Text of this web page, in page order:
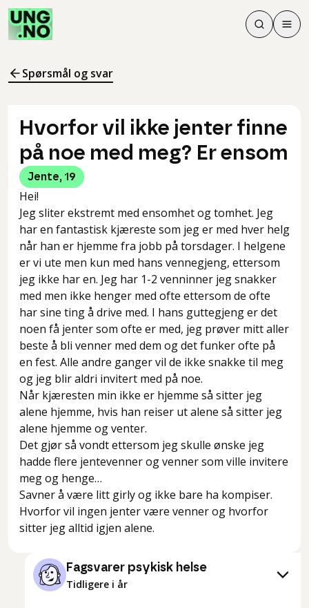
Søk
Søk
Meny
Spørsmål og svar
Hvorfor vil ikke jenter finne
på noe med meg? Er ensom
Jente, 19
Hei!
Jeg sliter ekstremt med ensomhet og tomhet. Jeg
har en fantastisk kjæreste som jeg er med hver helg
når han er hjemme fra jobb på torsdager. I helgene
er vi ute men kun med hans vennegjeng, ettersom
jeg ikke har en. Jeg har 1-2 venninner jeg snakker
med men ikke henger med ofte ettersom de ofte
har sine ting å drive med. I hans guttegjeng er det
noen få jenter som ofte er med, jeg prøver mitt aller
beste å bli venner med dem og det funker ofte på
en fest. Alle andre ganger vil de ikke snakke til meg
og jeg blir aldri invitert med på noe.
Når kjæresten min ikke er hjemme så sitter jeg
alene hjemme, hvis han reiser ut alene så sitter jeg
alene hjemme og venter.
Det gjør så vondt ettersom jeg skulle ønske jeg
hadde flere jentevenner og venner som ville invitere
meg og henge…
Savner å være litt girly og ikke bare ha kompiser.
Hvorfor vil ingen jenter være venner og hvorfor
sitter jeg alltid igjen alene.
Fagsvarer psykisk helse
Tidligere i år